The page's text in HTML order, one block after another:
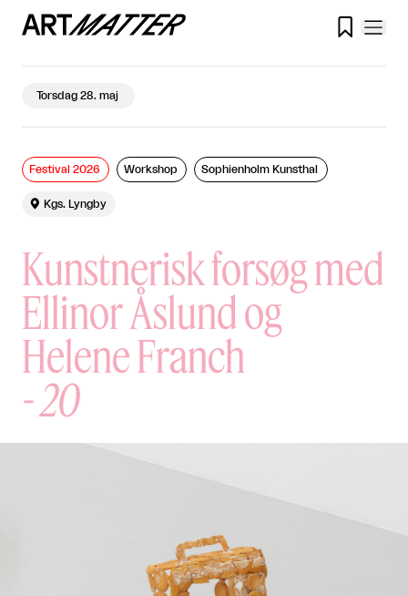

Torsdag 28. maj
Kunstnerisk forsøg med
Ellinor Åslund og
Helene Franch
-20
Festival 2026 Workshop Sophienholm Kunsthal
 Kgs. Lyngby